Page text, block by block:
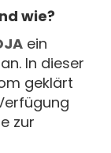
wie?
ein
In dieser
geklärt
zur